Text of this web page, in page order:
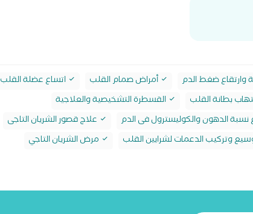
وارتقاع ضغط الدم أمراض صمام القلب
اتساع عضلة القلب
بطانة القلب
القسطرة التشخيصية والعلاجية
نسبة الدهون والكوليسترول فى الدم
علاج قصور الشريان التاجى
وتركيب الدعمات لشرايين القلب مرض الشريان التاجي